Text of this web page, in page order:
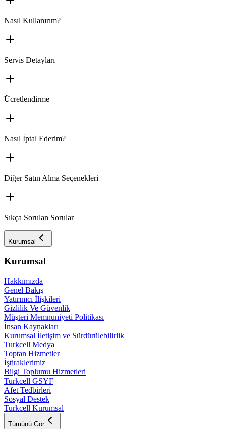
Nasıl Kullanırım?
Servis Detayları
Ücretlendirme
Nasıl İptal Ederim?
Diğer Satın Alma Seçenekleri
Sıkça Sorulan Sorular
Kurumsal
Kurumsal
Hakkımızda
Genel Bakış
Yatırımcı İlişkileri
Gizlilik Ve Güvenlik
Müşteri Memnuniyeti Politikası
İnsan Kaynakları
Kurumsal İletişim ve Sürdürülebilirlik
Turkcell Medya
Toptan Hizmetler
İştiraklerimiz
Bilgi Toplumu Hizmetleri
Turkcell GSYF
Afet Tedbirleri
Sosyal Destek
Turkcell Kurumsal
Tümünü Gör